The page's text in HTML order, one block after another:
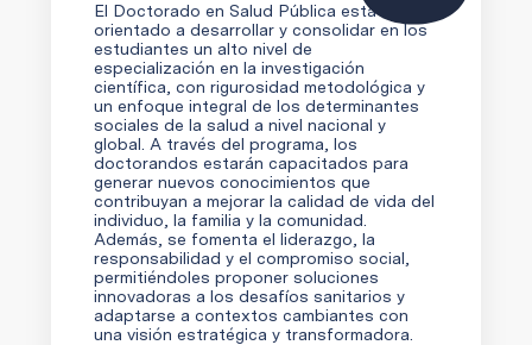
El Doctorado en Salud Pública está
orientado a desarrollar y consolidar en los
estudiantes un alto nivel de
especialización en la investigación
científica, con rigurosidad metodológica y
un enfoque integral de los determinantes
sociales de la salud a nivel nacional y
global. A través del programa, los
doctorandos estarán capacitados para
generar nuevos conocimientos que
contribuyan a mejorar la calidad de vida del
individuo, la familia y la comunidad.
Además, se fomenta el liderazgo, la
responsabilidad y el compromiso social,
permitiéndoles proponer soluciones
innovadoras a los desafíos sanitarios y
adaptarse a contextos cambiantes con
una visión estratégica y transformadora.